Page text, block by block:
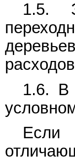
1.5.
1.6. В
Если